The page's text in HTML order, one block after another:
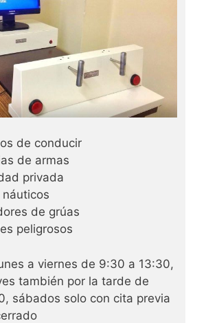
de conducir
de armas
privada
de grúas
peligrosos
a viernes de 9:30 a 13:30,
también por la tarde de
sábados solo con cita previa